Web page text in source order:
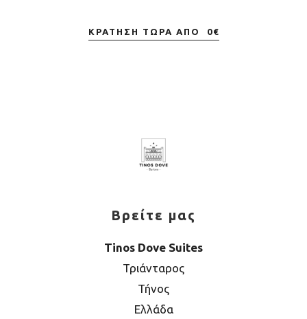
ΚΡΆΤΗΣΗ ΤΏΡΑ ΑΠΌ 0€
Βρείτε μας
Tinos Dove Suites
Τριάνταρος
Τήνος
Ελλάδα